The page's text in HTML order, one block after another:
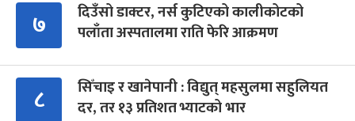
७
दिउँसो डाक्टर, नर्स कुटिएको कालीकोटको
पलाँता अस्पतालमा राति फेरि आक्रमण
८
सिँचाइ र खानेपानी : विद्युत् महसुलमा सहुलियत
दर, तर १३ प्रतिशत भ्याटको भार